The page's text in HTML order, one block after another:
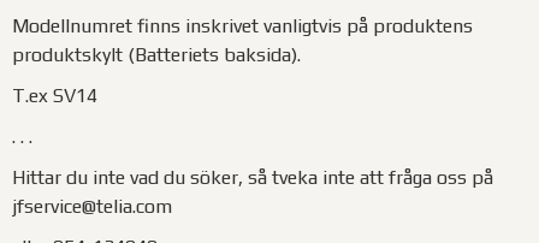
Modellnumret finns inskrivet vanligtvis på produktens
produktskylt (Batteriets baksida).
T.ex SV14
. . .
Hittar du inte vad du söker, så tveka inte att fråga oss på
jfservice@telia.com